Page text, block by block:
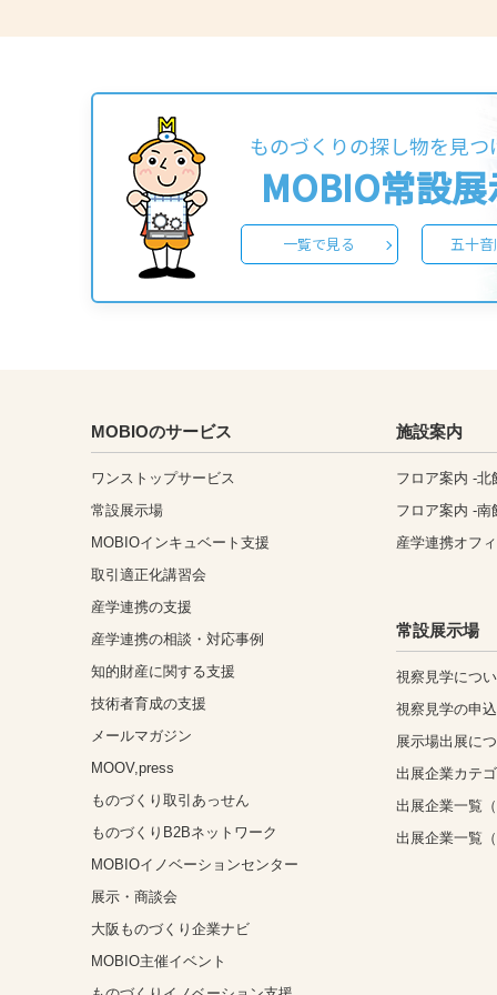
ものづくりの探し物を見つ
MOBIO常設
一覧で見る 五十
MOBIOのサービス
ワンストップサービス
常設展示場
MOBIOインキュベート支援
取引適正化講習会
産学連携の支援
産学連携の相談・対応事例
知的財産に関する支援
技術者育成の支援
メールマガジン
MOOV,press
ものづくり取引あっせん
ものづくりB2Bネットワーク
MOBIOイノベーションセンター
展示・商談会
大阪ものづくり企業ナビ
MOBIO主催イベント
施設案内
フロア案内 -北
フロア案内 -南
産学連携オフ
常設展示場
視察見学につ
視察見学の申込
展示場出展に
出展企業カテ
出展企業一覧
出展企業一覧